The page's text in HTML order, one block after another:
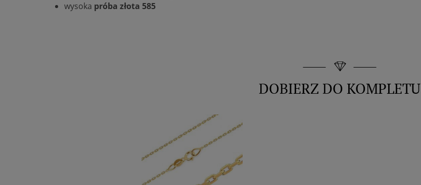
wysoka próba złota 585
DOBIERZ DO KOMPLETU